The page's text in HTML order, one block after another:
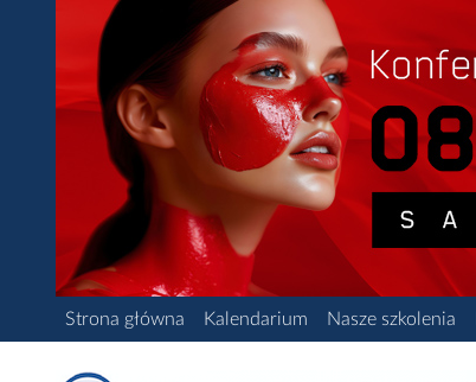
Strona główna Kalendarium Nasze szkolenia